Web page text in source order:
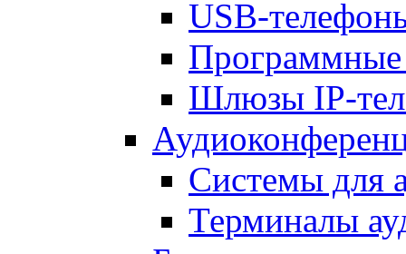
USB-
Шлюзы IP-
Системы для
Терминалы